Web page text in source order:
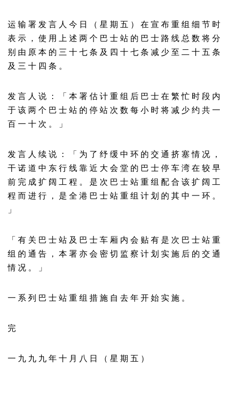
运 输 署 发 言 人 今 日 （ 星 期 五 ） 在 宣 布 重 组 细 节 时
表 示 ， 使 用 上 述 两 个 巴 士 站 的 巴 士 路 线 总 数 将 分
别 由 原 本 的 三 十 七 条 及 四 十 七 条 减 少 至 二 十 五 条
及 三 十 四 条 。
发 言 人 说 ： 「 本 署 估 计 重 组 后 巴 士 在 繁 忙 时 段 内
于 该 两 个 巴 士 站 的 停 站 次 数 每 小 时 将 减 少 约 共 一
百 一 十 次 。 」
发 言 人 续 说 ： 「 为 了 纾 缓 中 环 的 交 通 挤 塞 情 况 ，
干 诺 道 中 东 行 线 靠 近 大 会 堂 的 巴 士 停 车 湾 在 较 早
前 完 成 扩 阔 工 程 。 是 次 巴 士 站 重 组 配 合 该 扩 阔 工
程 而 进 行 ， 是 全 港 巴 士 站 重 组 计 划 的 其 中 一 环 。
」
「 有 关 巴 士 站 及 巴 士 车 厢 内 会 贴 有 是 次 巴 士 站 重
组 的 通 告 ， 本 署 亦 会 密 切 监 察 计 划 实 施 后 的 交 通
情 况 。 」
一 系 列 巴 士 站 重 组 措 施 自 去 年 开 始 实 施 。
完
一 九 九 九 年 十 月 八 日 （ 星 期 五 ）